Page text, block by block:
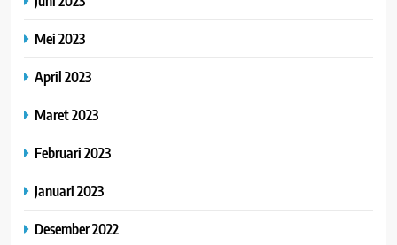
Mei 2023
April 2023
Maret 2023
Februari 2023
Januari 2023
Desember 2022